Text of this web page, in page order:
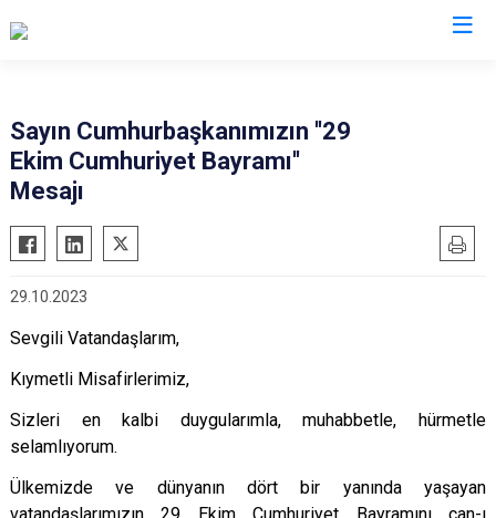
Bahşili
Çelebi
Keskin
Sulakyurt
Yahşihan
Sayın Cumhurbaşkanımızın ''29
Ekim Cumhuriyet Bayramı''
Mesajı
29.10.2023
Sevgili Vatandaşlarım,
Kıymetli Misafirlerimiz,
Sizleri en kalbi duygularımla, muhabbetle, hürmetle
selamlıyorum.
Ülkemizde ve dünyanın dört bir yanında yaşayan